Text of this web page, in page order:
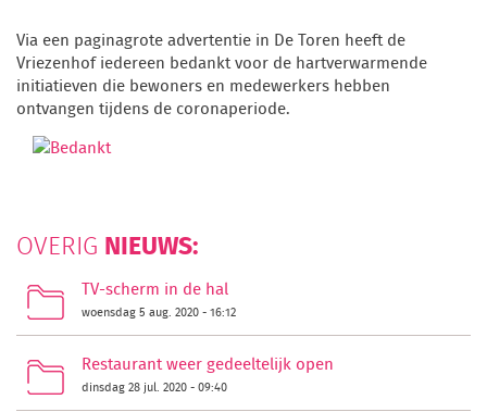
Via een paginagrote advertentie in De Toren heeft de
Vriezenhof iedereen bedankt voor de hartverwarmende
initiatieven die bewoners en medewerkers hebben
ontvangen tijdens de coronaperiode.
OVERIG NIEUWS:
TV-scherm in de hal
woensdag 5 aug. 2020 - 16:12
Restaurant weer gedeeltelijk open
dinsdag 28 jul. 2020 - 09:40